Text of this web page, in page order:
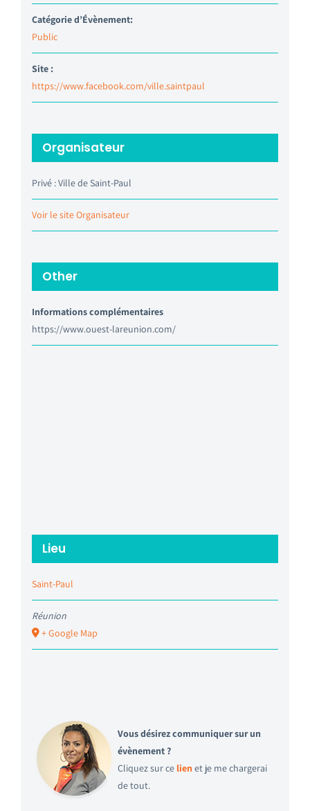
Catégorie d’Évènement:
Public
Site :
https://www.facebook.com/ville.saintpaul
Organisateur
Privé : Ville de Saint-Paul
Voir le site Organisateur
Other
Informations complémentaires
https://www.ouest-lareunion.com/
Lieu
Saint-Paul
Réunion
+ Google Map
Vous désirez communiquer sur un
évènement ?
Cliquez sur ce lien et je me chargerai
de tout.